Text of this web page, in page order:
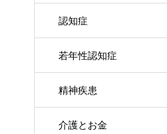
認知症
若年性認知症
精神疾患
介護とお金